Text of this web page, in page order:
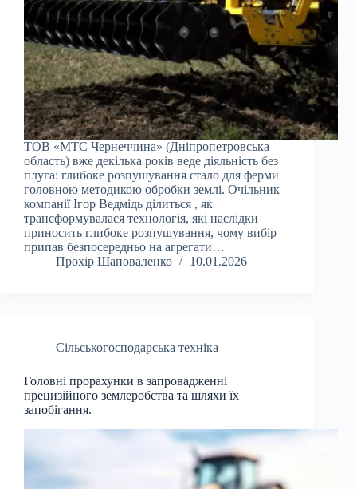
ТОВ «МТС Чернеччина» (Дніпропетровська
область) вже декілька років веде діяльність без
плуга: глибоке розпушування стало для ферми
головною методикою обробки землі. Очільник
компанії Ігор Ведмідь ділиться , як
трансформувалася технологія, які наслідки
приносить глибоке розпушування, чому вибір
припав безпосередньо на агрегати…
Прохір Шаповаленко
10.01.2026
Сільськогосподарська техніка
Головні прорахунки в запровадженні
прецизійного землеробства та шляхи їх
запобігання.